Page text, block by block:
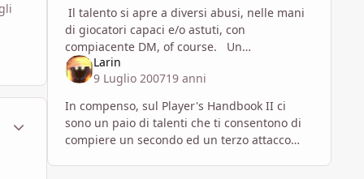
Statistiche Autore
Il talento si apre a diversi abusi, nelle mani
di giocatori capaci e/o astuti, con
compiacente DM, of course. Un
personaggio dotato di portata può
avvantaggiarsi della stessa, cos
Larin
9 Luglio 200719 anni
In compenso, sul Player's Handbook II ci
sono un paio di talenti che ti consentono di
compiere un secondo ed un terzo attacco